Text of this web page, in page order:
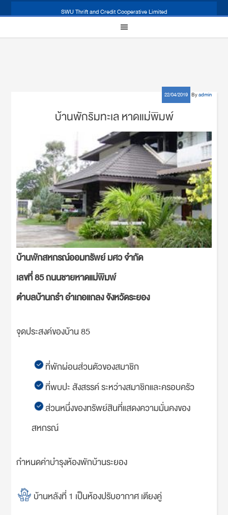
SWU Thrift and Credit Cooperative Limited
22/04/2019 Byadmin
บ้านพักริมทะเล หาดแม่พิมพ์
บ้านพักสหกรณ์ออมทรัพย์ มศว จำกัด
เลขที่ 85ถนนชายหาดแม่พิมพ์
ตำบลบ้านกรำ อำเภอแกลง จังหวัดระยอง
จุดประสงค์ของบ้าน 85
ที่พักผ่อนส่วนตัวของสมาชิก
ที่พบปะ สังสรรค์ ระหว่างสมาชิกและครอบครัว
ส่วนหนึ่งของทรัพย์สินที่แสดงความมั่นคงของ
สหกรณ์
กำหนดค่าบำรุงห้องพักบ้านระยอง
บ้านหลังที่ 1 เป็นห้องปรับอากาศ เตียงคู่